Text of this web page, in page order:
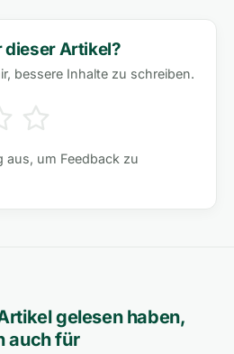
Artikel?
bessere Inhalte zu schreiben.
aus, um Feedback zu
gelesen haben,
auch für